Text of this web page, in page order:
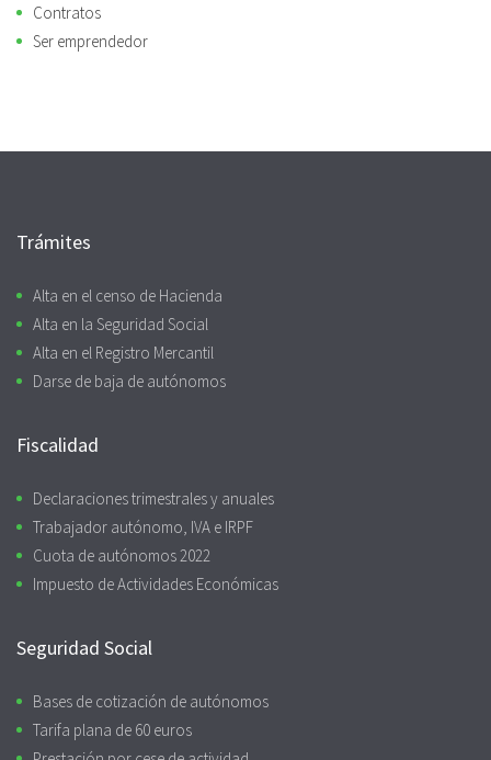
Contratos
Ser emprendedor
Trámites
Alta en el censo de Hacienda
Alta en la Seguridad Social
Alta en el Registro Mercantil
Darse de baja de autónomos
Fiscalidad
Declaraciones trimestrales y anuales
Trabajador autónomo, IVA e IRPF
Cuota de autónomos 2022
Impuesto de Actividades Económicas
Seguridad Social
Bases de cotización de autónomos
Tarifa plana de 60 euros